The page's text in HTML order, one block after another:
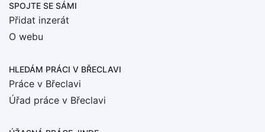
SPOJTE SE SÁMI
Přidat inzerát
O webu
HLEDÁM PRÁCI V BŘECLAVI
Práce v Břeclavi
Úřad práce v Břeclavi